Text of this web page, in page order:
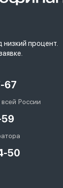
процент.
67
России
50